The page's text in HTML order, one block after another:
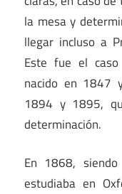
la mesa y
llegar incluso a
Este fue el
nacido en 1847
1894 y 1895,
determinación.
En 1868,
estudiaba en